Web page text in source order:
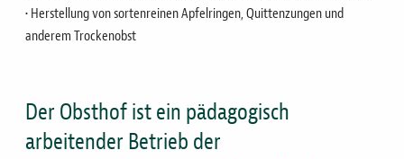
• Herstellung von sortenreinen Apfelringen, Quittenzungen und
anderem Trockenobst
Der Obsthof ist ein pädagogisch
arbeitender Betrieb der